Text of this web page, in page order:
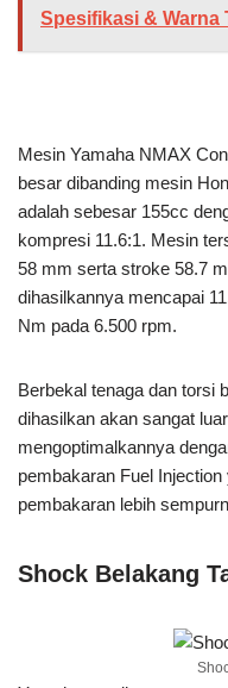
Spesifikasi & Warna
Mesin Yamaha NMAX
besar dibanding mesin
adalah sebesar 155cc
kompresi 11.6:1. Mesin
58 mm serta stroke 58.7
dihasilkannya mencapai
Nm pada 6.500 rpm.
Berbekal tenaga dan torsi
dihasilkan akan sangat
mengoptimalkannya
pembakaran Fuel
pembakaran lebih
Shock Belakang